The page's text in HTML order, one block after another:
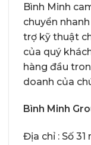
Bình Minh
chuyển
trợ kỹ thuật
của quý
hàng đầu
doanh của
Bình Minh
Địa chỉ : Số